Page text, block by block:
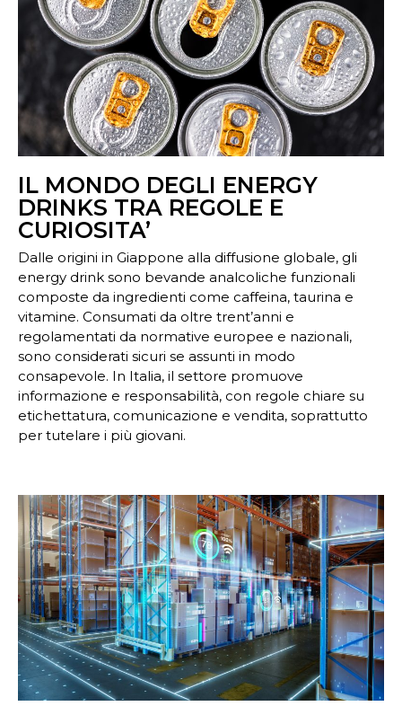
IL MONDO DEGLI ENERGY
DRINKS TRA REGOLE E
CURIOSITA’
Dalle origini in Giappone alla diffusione globale, gli
energy drink sono bevande analcoliche funzionali
composte da ingredienti come caffeina, taurina e
vitamine. Consumati da oltre trent’anni e
regolamentati da normative europee e nazionali,
sono considerati sicuri se assunti in modo
consapevole. In Italia, il settore promuove
informazione e responsabilità, con regole chiare su
etichettatura, comunicazione e vendita, soprattutto
per tutelare i più giovani.